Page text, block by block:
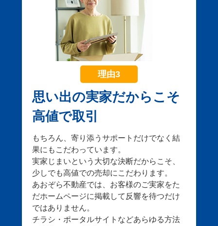
理由3
思い出の実家だからこそ
高値で取引
もちろん、寄り添うサポートだけでなく結
果にもこだわっています。
実家じまいという大切な決断だからこそ、
少しでも高値での売却にこだわります。
あおぞら不動産では、お客様のご実家をた
だホームページに掲載して反響を待つだけ
ではありません。
チラシ・ポータルサイトなどあらゆる方法